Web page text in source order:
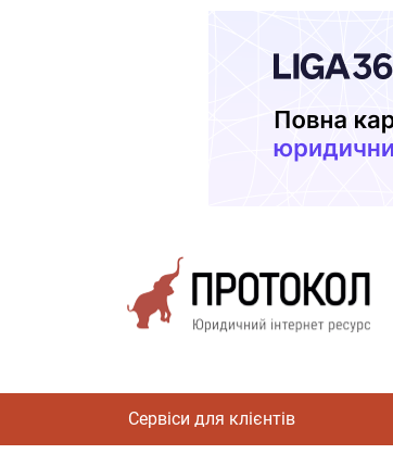
Сервіси для клієнтів